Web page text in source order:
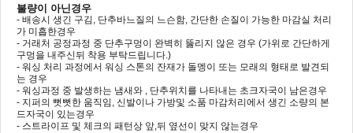
불량이 아닌경우
- 배송시 생긴 구김, 단추바느질의 느슨함, 간단한 손질이 가능한 마감실 처리
가 미흡한경우
- 거래처 공정과정 중 단추구멍이 완벽히 뚫리지 않은 경우 (가위로 간단하게
구멍을 내주신뒤 착용 부탁드립니다.)
- 워싱 처리 과정에서 워싱 스톤의 잔재가 돌멩이 또는 모래의 형태로 발견되
는 경우
- 워싱과정 중 발생하는 냄새와 , 단추위치를 나타내는 초크자국이 남은경우
- 지퍼의 뻣뻣한 움직임, 신발이나 가방및 소품 마감처리에서 생긴 소량의 본
드자국이 있는경우
- 스트라이프 및 체크의 패턴상 앞,뒤 옆선이 맞지 않는경우